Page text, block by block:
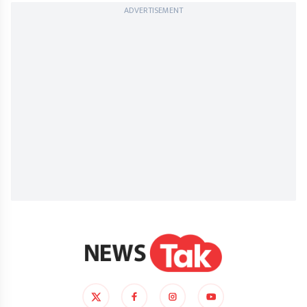
ADVERTISEMENT